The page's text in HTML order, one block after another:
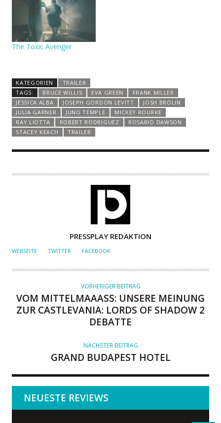
The Toxic Avenger
KATEGORIEN
TRAILER
TAGS:
BRUCE WILLIS EVA GREEN
FRANK MILLER
JESSICA ALBA
JOSEPH GORDON LEVITT
JOSH BROLIN
JULIA GARNER
JUNO TEMPLE
MICKEY ROURKE
RAY LIOTTA
ROBERT RODRIGUEZ
ROSARIO DAWSON
STACEY KEACH
TRAILER
U
O
PRESSPLAY REDAKTION
WEBSEITE TWITTER FACEBOOK
VORHERIGER BEITRAG
VOM MITTELMAAASS: UNSERE MEINUNG Z
UR CASTLEVANIA: LORDS OF SHADOW 2 D
EBATTE
NÄCHSTER BEITRAG
GRAND BUDAPEST HOTEL
NEUESTE REVIEWS